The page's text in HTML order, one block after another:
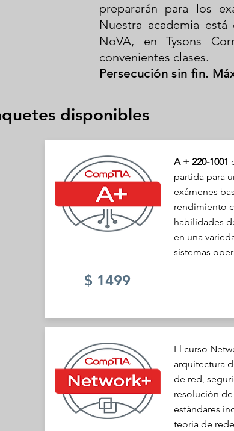
prepararán para los
Nuestra academia
NoVA, en Tysons
convenientes clases.
Persecución sin fin.
disponibles
$ 1499
A + 220-1001
partida para
exámenes
rendimiento
habilidades
en una
sistemas
El curso
arquitectura
de red,
resolución
estándares
teoría de